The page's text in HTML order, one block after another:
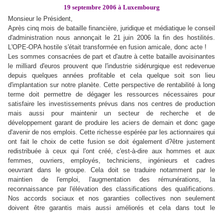
19 septembre 2006 à Luxembourg
Monsieur le Président,
Après cinq mois de bataille financière, juridique et médiatique le conseil
d'administration nous annonçait le 21 juin 2006 la fin des hostilités.
L'OPE-OPA hostile s'était transformée en fusion amicale, donc acte !
Les sommes consacrées de part et d'autre à cette bataille avoisinantes
le milliard d'euros prouvent que l'industrie sidérurgique est redevenue
depuis quelques années profitable et cela quelque soit son lieu
d'implantation sur notre planète. Cette perspective de rentabilité à long
terme doit permettre de dégager les ressources nécessaires pour
satisfaire les investissements prévus dans nos centres de production
mais aussi pour maintenir un secteur de recherche et de
développement garant de produire les aciers de demain et donc gage
d'avenir de nos emplois. Cette richesse espérée par les actionnaires qui
ont fait le choix de cette fusion se doit également d?être justement
redistribuée à ceux qui l'ont créé, c'est-à-dire aux hommes et aux
femmes, ouvriers, employés, techniciens, ingénieurs et cadres
oeuvrant dans le groupe.Cela doit se traduire notamment par le
maintien de l'emploi, l'augmentation des rémunérations, la
reconnaissance par l'élévation des classifications des qualifications.
Nos accords sociaux et nos garanties collectives non seulement
doivent être garantis mais aussi améliorés et cela dans tout le